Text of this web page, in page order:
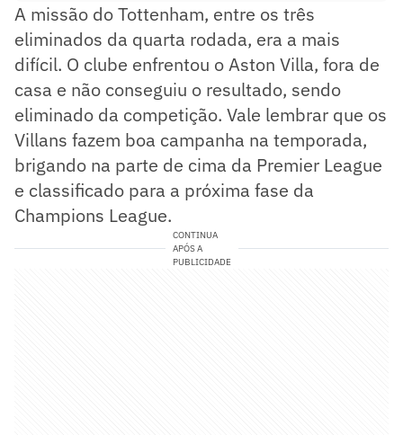
A missão do Tottenham, entre os três
eliminados da quarta rodada, era a mais
difícil. O clube enfrentou o Aston Villa, fora de
casa e não conseguiu o resultado, sendo
eliminado da competição. Vale lembrar que os
Villans fazem boa campanha na temporada,
brigando na parte de cima da Premier League
e classificado para a próxima fase da
Champions League.
CONTINUA
APÓS A
PUBLICIDADE